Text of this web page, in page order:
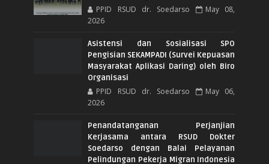
PPID RSUD dr. Soedarso
May 08,
2026
Asistensi dan Sosialisasi SPO
Pengisian SEKAMPADI (Survei Kepuasan
Masyarakat Aplikasi Daring) oleh Biro
Organisasi
PPID RSUD dr. Soedarso
May 06,
2026
Penandatanganan Perjanjian
Kerjasama antara RSUD Dokter
Soedarso dengan Balai Pelayanan
Pelindungan Pekerja Migran Indonesia